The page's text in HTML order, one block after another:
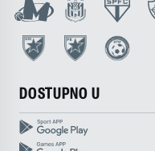
DOSTUPNO U